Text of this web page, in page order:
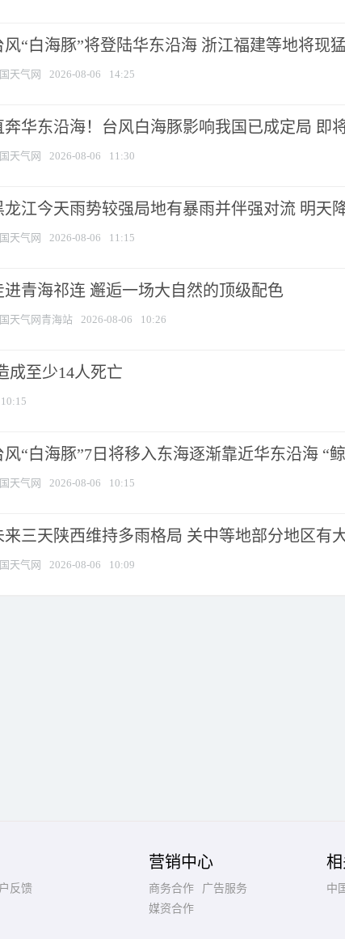
风“白海豚”将登陆华东沿海 浙江福建等地将现
天气网 2026-08-06 14:25
奔华东沿海！台风白海豚影响我国已成定局 即
天气网 2026-08-06 11:30
龙江今天雨势较强局地有暴雨并伴强对流 明天
天气网 2026-08-06 11:15
进青海祁连 邂逅一场大自然的顶级配色
天气网青海站 2026-08-06 10:26
成至少14人死亡
10:15
风“白海豚”7日将移入东海逐渐靠近华东沿海 “
天气网 2026-08-06 10:15
来三天陕西维持多雨格局 关中等地部分地区有
天气网 2026-08-06 10:09
反馈
营销中心
商务合作
广告服务
媒资合作
中